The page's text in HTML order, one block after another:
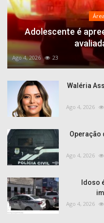
Adolescente é
Ago 4, 2026 23
Waléria
Ago 4, 2026
Operação
Ago 4, 2026
Idoso
Ago 4, 2026